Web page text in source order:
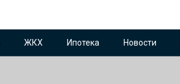
ЖКХ Ипотека Новости